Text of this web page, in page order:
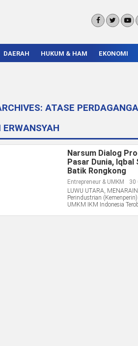
DAERAH HUKUM & HAM EKONOMI
ATASE
ERWANSYAH
Narsum Dialog
Pasar Dunia,
Batik Rongkong
Entrepreneur & UMKM
30
LUWU UTARA,
Perindustrian
UMKM IKM Indonesia